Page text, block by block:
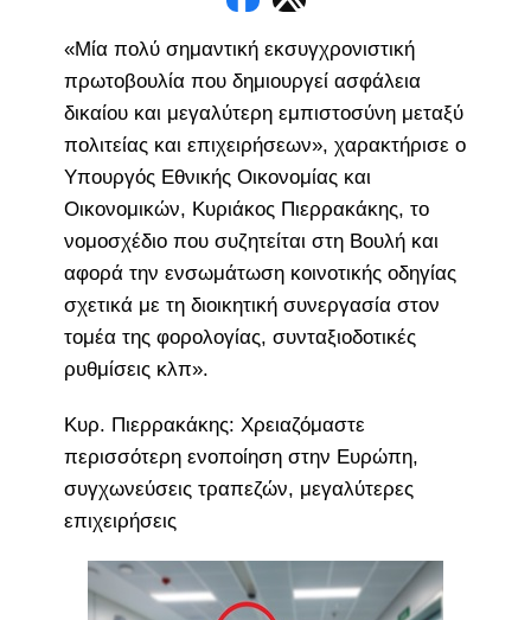
«Μία πολύ σημαντική εκσυγχρονιστική
πρωτοβουλία που δημιουργεί ασφάλεια
δικαίου και μεγαλύτερη εμπιστοσύνη μεταξύ
πολιτείας και επιχειρήσεων», χαρακτήρισε ο
Υπουργός Εθνικής Οικονομίας και
Οικονομικών, Κυριάκος Πιερρακάκης, το
νομοσχέδιο που συζητείται στη Βουλή και
αφορά την ενσωμάτωση κοινοτικής οδηγίας
σχετικά με τη διοικητική συνεργασία στον
τομέα της φορολογίας, συνταξιοδοτικές
ρυθμίσεις κλπ».
Κυρ. Πιερρακάκης: Χρειαζόμαστε
περισσότερη ενοποίηση στην Ευρώπη,
συγχωνεύσεις τραπεζών, μεγαλύτερες
επιχειρήσεις